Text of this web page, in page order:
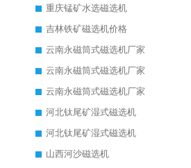
重庆锰矿水选磁选机
吉林铁矿磁选机价格
云南永磁筒式磁选机厂家
云南永磁筒式磁选机厂家
云南永磁筒式磁选机厂家
河北钛尾矿湿式磁选机
河北钛尾矿湿式磁选机
山西河沙磁选机